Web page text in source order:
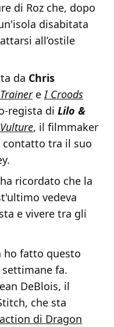
di Roz che, dopo
disabitata
all’ostile
da Chris
eI Croods
regista di Lilo &
Vulture, il filmmaker
tra il suo
ricordato che la
vedeva
e vivere tra gli
ho fatto questo
fa.
DeBlois, il
che sta
di Dragon